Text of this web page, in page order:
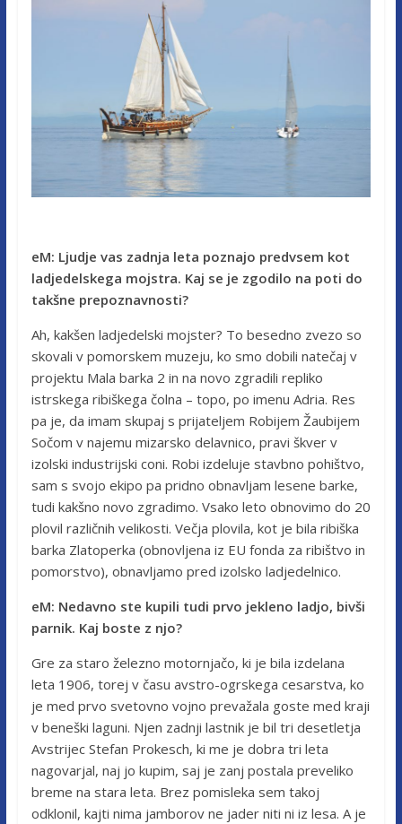
eM: Ljudje vas zadnja leta poznajo predvsem kot
ladjedelskega mojstra. Kaj se je zgodilo na poti do
takšne prepoznavnosti?
Ah, kakšen ladjedelski mojster? To besedno zvezo so
skovali v pomorskem muzeju, ko smo dobili natečaj v
projektu Mala barka 2 in na novo zgradili repliko
istrskega ribiškega čolna – topo, po imenu Adria. Res
pa je, da imam skupaj s prijateljem Robijem Žaubijem
Sočom v najemu mizarsko delavnico, pravi škver v
izolski industrijski coni. Robi izdeluje stavbno pohištvo,
sam s svojo ekipo pa pridno obnavljam lesene barke,
tudi kakšno novo zgradimo. Vsako leto obnovimo do 20
plovil različnih velikosti. Večja plovila, kot je bila ribiška
barka Zlatoperka (obnovljena iz EU fonda za ribištvo in
pomorstvo), obnavljamo pred izolsko ladjedelnico.
eM: Nedavno ste kupili tudi prvo jekleno ladjo, bivši
parnik. Kaj boste z njo?
Gre za staro železno motornjačo, ki je bila izdelana
leta 1906, torej v času avstro-ogrskega cesarstva, ko
je med prvo svetovno vojno prevažala goste med kraji
v beneški laguni. Njen zadnji lastnik je bil tri desetletja
Avstrijec Stefan Prokesch, ki me je dobra tri leta
nagovarjal, naj jo kupim, saj je zanj postala preveliko
breme na stara leta. Brez pomisleka sem takoj
odklonil, kajti nima jamborov ne jader niti ni iz lesa. A je